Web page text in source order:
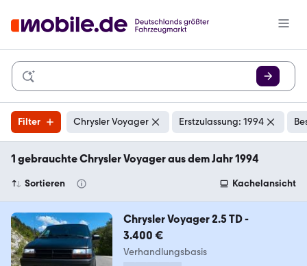
Filter Chrysler Voyager Erstzulassung: 1994
1 gebrauchte Chrysler Voyager aus dem Jahr 1994
Sortieren Kachelansicht
Chrysler Voyager 2.5 TD -
3.400 €
Verhandlungsbasis